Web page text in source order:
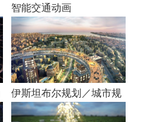
智能交通动画
伊斯坦布尔规划／城市规
划宣传片